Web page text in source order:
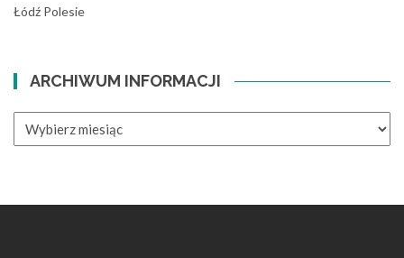
Łódź Polesie
ARCHIWUM INFORMACJI
INFORMACJI